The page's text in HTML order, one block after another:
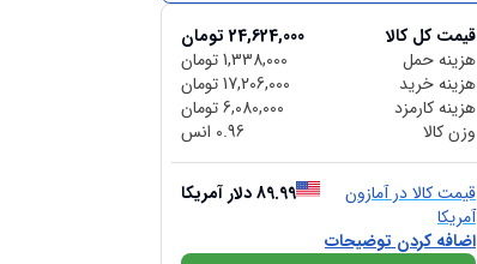
قیمت کل کالا 24,624,000 تومان
هزینه حمل
1,338,000 تومان
هزینه خرید
17,206,000 تومان
هزینه کارمزد
6,080,000 تومان
وزن کالا
0.96 انس
قیمت کالا در آمازون
آمریکا
89.99 دلار آمریکا
اضافه کردن توضیحات